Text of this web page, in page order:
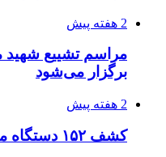
2 هفته پیش
مراسم تشییع
برگزار می‌شود
2 هفته پیش
کشف ۱۵۲ دستگاه ماینر غیرمجاز در لرستان